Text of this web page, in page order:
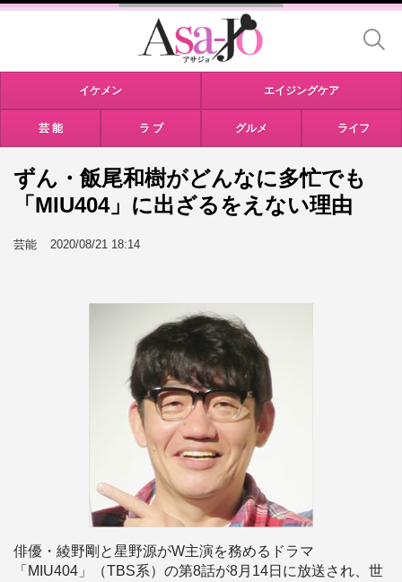
イケメン エイジングケア
芸 能 ラ ブ グルメ ライフ
ずん・飯尾和樹がどんなに多忙でも
「MIU404」に出ざるをえない理由
芸能 2020/08/21 18:14
俳優・綾野剛と星野源がW主演を務めるドラマ
「MIU404」（TBS系）の第8話が8月14日に放送され、世